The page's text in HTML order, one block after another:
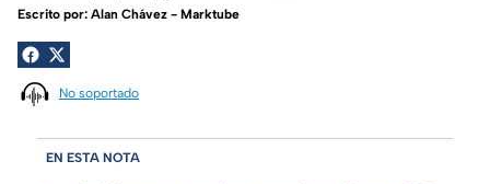
Escrito por: Alan Chávez - Marktube
No soportado
EN ESTA NOTA